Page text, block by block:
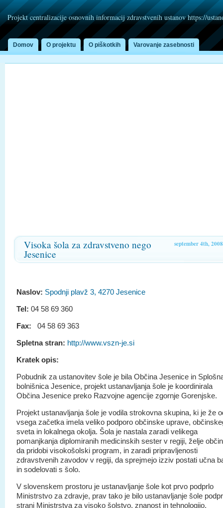
Projekt centralizacije osnovnih informacij zdravstvenih ustanov https://
Domov O projektu O piškotkih Varovanje zasebnosti
september 4th, 2008
Visoka šola za zdravstveno nego
Jesenice
Naslov: Spodnji plavž 3, 4270 Jesenice
Tel: 04 58 69 360
Fax: 04 58 69 363
Spletna stran: http://www.vszn-je.si
Kratek opis:
Pobudnik za ustanovitev šole je bila Občina Jesenice in
bolnišnica Jesenice, projekt ustanavljanja šole je koordinirala
Občina Jesenice preko Razvojne agencije zgornje Gorenjske.
Projekt ustanavljanja šole je vodila strokovna skupina, ki je že
vsega začetka imela veliko podporo občinske uprave,
sveta in lokalnega okolja. Šola je nastala zaradi velikega
pomanjkanja diplomiranih medicinskih sester v regiji, želje
da pridobi visokošolski program, in zaradi pripravljenosti
zdravstvenih zavodov v regiji, da sprejmejo izziv postati učna
in sodelovati s šolo.
V slovenskem prostoru je ustanavljanje šole kot prvo podprlo
Ministrstvo za zdravje, prav tako je bilo ustanavljanje šole
strani Ministrstva za visoko šolstvo, znanost in tehnologijo,